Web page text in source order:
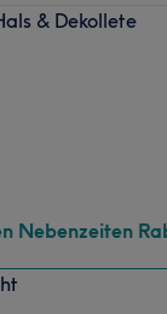
& Dekollete
Nebenzeiten